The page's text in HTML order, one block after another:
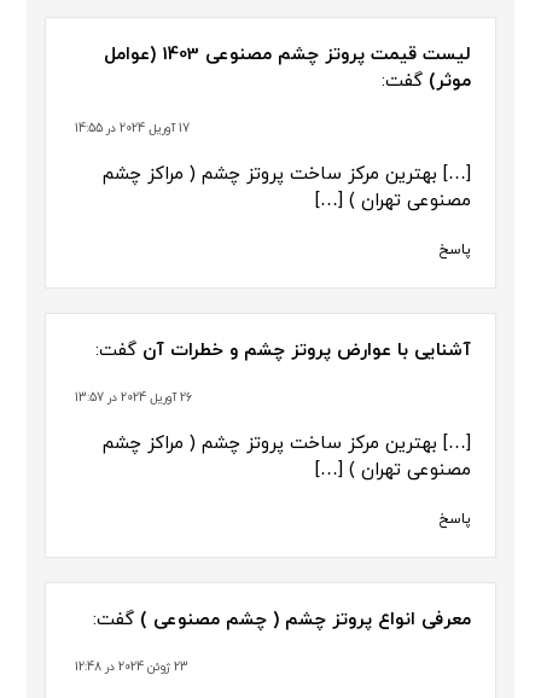
لیست قیمت پروتز چشم مصنوعی 1403 (عوامل
موثر) گفت:
17 آوریل 2024 در 14:55
[…] بهترین مرکز ساخت پروتز چشم ( مراکز چشم
مصنوعی تهران ) […]
پاسخ
آشنایی با عوارض پروتز چشم و خطرات آن گفت:
26 آوریل 2024 در 13:57
[…] بهترین مرکز ساخت پروتز چشم ( مراکز چشم
مصنوعی تهران ) […]
پاسخ
معرفی انواع پروتز چشم ( چشم مصنوعی ) گفت:
23 ژوئن 2024 در 12:48